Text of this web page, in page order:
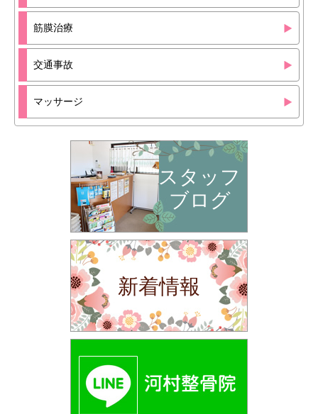
筋膜治療
交通事故
マッサージ
スタッフ
ブログ
新着情報